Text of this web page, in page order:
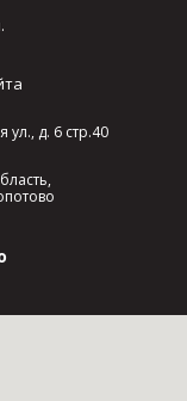
д. 6 стр.40